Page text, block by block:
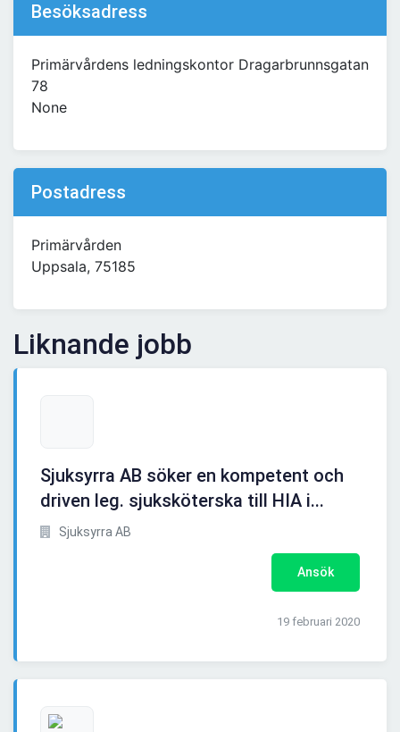
Besöksadress
Primärvårdens ledningskontor Dragarbrunnsgatan
78
None
Postadress
Primärvården
Uppsala, 75185
Liknande jobb
Sjuksyrra AB söker en kompetent och
driven leg. sjuksköterska till HIA i...
Sjuksyrra AB
Ansök
19 februari 2020